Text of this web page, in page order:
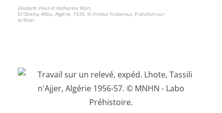
Elisabeth Pauli et Katharina Mart,
El Ghicha, Aflou, Algérie, 1935. © Institut Frobenius, Francfort-sur-
le-Main.